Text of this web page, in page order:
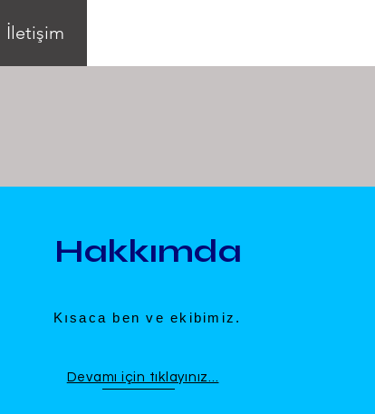
İletişim
Hakkımda
​Kısaca ben ve ekibimiz.
Devamı için tıklayınız...